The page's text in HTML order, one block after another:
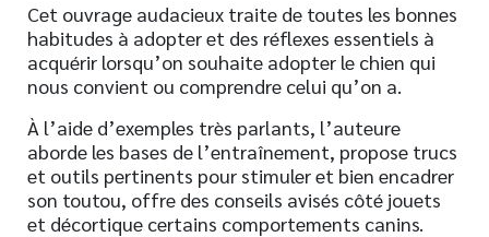
Cet ouvrage audacieux traite de toutes les bonnes
habitudes à adopter et des réflexes essentiels à
acquérir lorsqu’on souhaite adopter le chien qui
nous convient ou comprendre celui qu’on a.
À l’aide d’exemples très parlants, l’auteure
aborde les bases de l’entraînement, propose trucs
et outils pertinents pour stimuler et bien encadrer
son toutou, offre des conseils avisés côté jouets
et décortique certains comportements canins.